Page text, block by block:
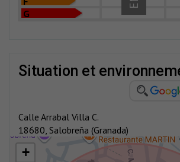
G
situation et
Calle Arrabal Villa C.
18680, Salobreña (Granada)
+